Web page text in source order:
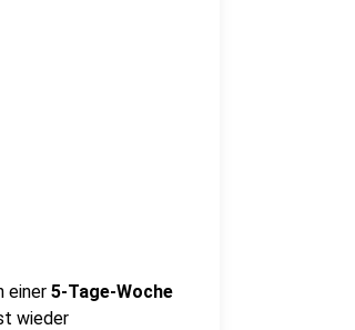
einer 5-Tage-Woche
wieder